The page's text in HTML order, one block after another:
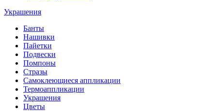
Украшения
Банты
Нашивки
Пайетки
Подвески
Помпоны
Стразы
Самоклеющиеся аппликации
Термоаппликации
Украшения
Цветы